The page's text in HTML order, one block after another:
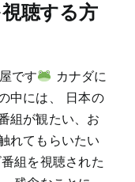
聴する方
です
カナダに
中には、 日本の
組が観たい、お
れてもらいたい
組を視聴された